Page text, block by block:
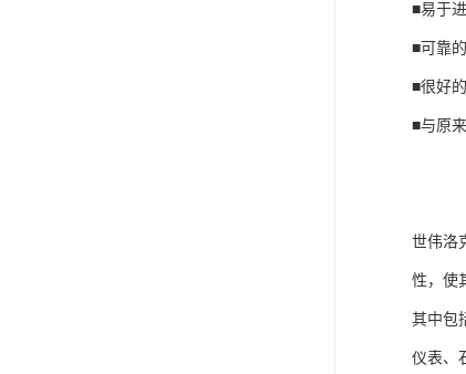
■易于
■可靠
■很好
■与原
世伟洛
性，使
其中包
仪表、